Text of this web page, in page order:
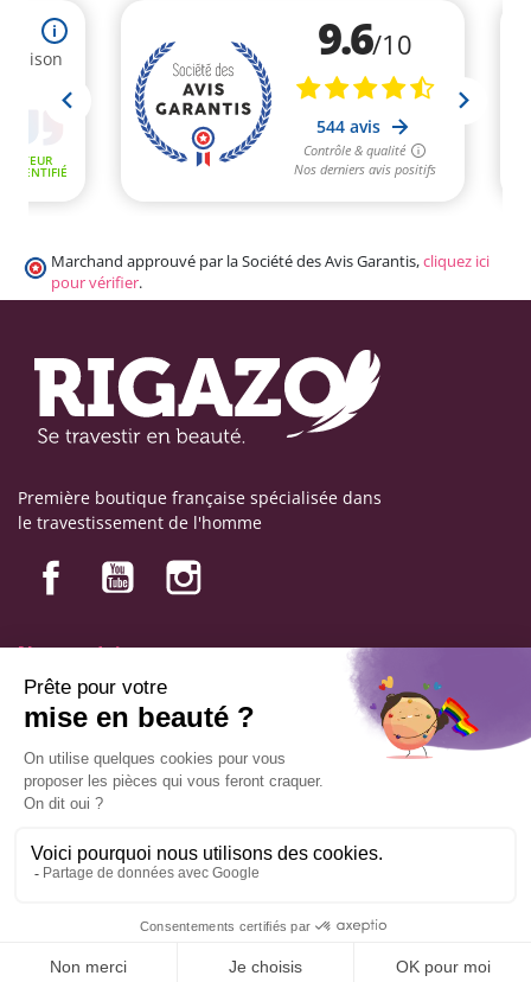
AJOUTER AU PANIER
Marchand approuvé par la Société des Avis Garantis,cliquez ici
pour vérifier.
Première boutique française spécialisée dans
le travestissement de l'homme
Nos produits
Nos engagements
Informations
Mentions légales
© Copyright Labophyto
Tous droits réservés